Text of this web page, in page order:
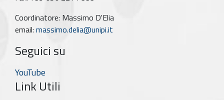
Coordinatore: Massimo D'Elia
email: massimo.delia@unipi.it
Seguici su
YouTube
Link Utili